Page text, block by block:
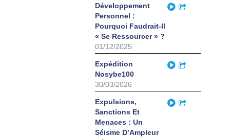
Développement
Personnel :
Pourquoi Faudrait-Il
« Se Ressourcer » ?
01/12/2025
Play
Expédition
Nosybe100
30/03/2026
Play
Expulsions,
Sanctions Et
Menaces : Un
Séisme D’Ampleur
Play